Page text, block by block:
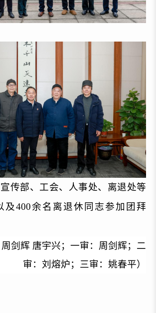
传部、工会、人事处、离退处等
及400余名离退休同志参加团拜
周剑辉 唐宇兴；一审：周剑辉；二
审：刘熔炉；三审：姚春平）